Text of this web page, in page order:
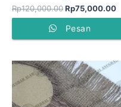
Rp120,000.00Rp75,000.00
Pesan